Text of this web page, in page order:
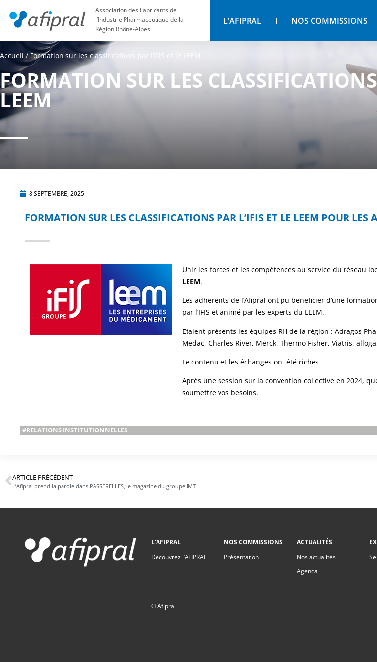
Association des Fabricants de
l’Industrie Pharmaceutique de la
Région Rhône-Alpes
L’AFIPRAL NOS COMMISSIONS
Accueil / Formation sur les classifications par l’IFIS et le LEEM
FORMATION SUR LES
LEEM
8 SEPTEMBRE, 2025
FORMATION SUR LES CLASSIFICATIONS PAR L’IFIS ET LE LEEM POUR LES
Unir les forces et les compétences au service du réseau
LEEM.
Les adhérents de l’Afipral ont pu bénéficier d’une
par l’IFIS et animé par les experts du LEEM.
Etaient présents les équipes RH de la région : Adragos
Medac, Charles River, Merck, Thermo Fisher, Viatris,
Le contenu et les échanges ont été riches.
Après une session sur la convention collective en 2024,
soumettre vos besoins.
#RELATIONS INSTITUTIONNELLES
ARTICLE PRÉCÉDENT
L’Afipral prend la parole dans PASSERELLES, le magazine du groupe IMT
L’AFIPRAL
Découvrez l’AFIPRAL
NOS COMMISSIONS
Présentation
ACTUALITÉS
Nos actualités
Agenda
© Afipral